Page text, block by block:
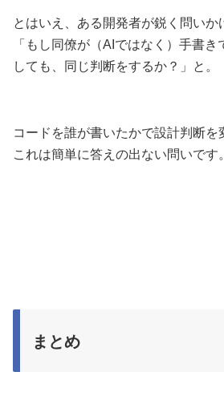
とはいえ、ある開発者が鋭く問いか
「もし同僚が（AIではなく）手書き
しても、同じ判断をするか？」と。
コードを誰が書いたかで設計判断を
これは簡単に答えの出ない問いです。
まとめ